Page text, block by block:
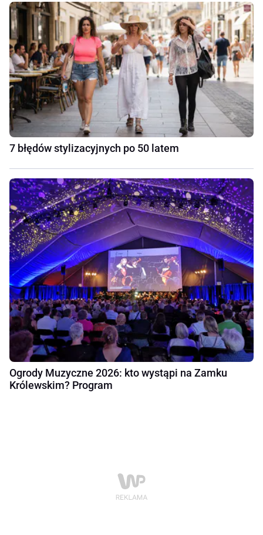
7 błędów stylizacyjnych po 50 latem
Ogrody Muzyczne 2026: kto wystąpi na Zamku
Królewskim? Program